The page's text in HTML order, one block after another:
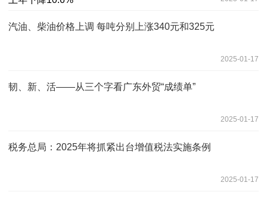
汽油、柴油价格上调 每吨分别上涨340元和325元
2025-01-17
韧、新、活——从三个字看广东外贸“成绩单”
2025-01-17
税务总局：2025年将抓紧出台增值税法实施条例
2025-01-17